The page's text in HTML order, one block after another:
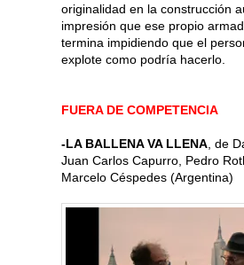
originalidad en la construcción
impresión que ese propio
termina impidiendo que el
explote como podría hacerlo.
FUERA DE COMPETENCIA
-LA BALLENA VA LLENA , de
Juan Carlos Capurro, Pedro
Marcelo Céspedes (Argentina)